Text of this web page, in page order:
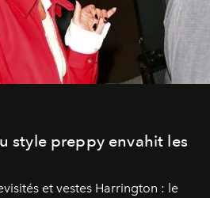
style preppy envahit les
et vestes Harrington : le